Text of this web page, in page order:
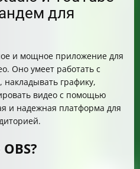
для
и мощное приложение для
Оно умеет работать с
графику,
видео с помощью
и надежная платформа для